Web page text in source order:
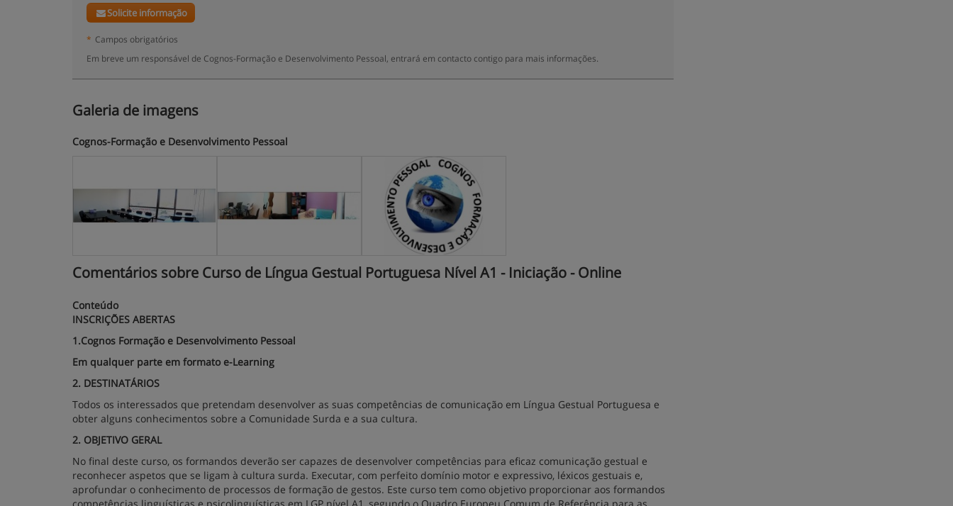
Solicite informação
* Campos obrigatórios
Em breve um responsável de Cognos-Formação e Desenvolvimento Pessoal, entrará em contacto contigo para mais informações.
Galeria de imagens
Cognos-Formação e Desenvolvimento Pessoal
Comentários sobre Curso de Língua Gestual Portuguesa Nível A1 - Iniciação - Online
Conteúdo
INSCRIÇÕES ABERTAS
1.Cognos Formação e Desenvolvimento Pessoal
Em qualquer parte em formato e-Learning
2. DESTINATÁRIOS
Todos os interessados que pretendam desenvolver as suas competências de comunicação em Língua Gestual Portuguesa e
obter alguns conhecimentos sobre a Comunidade Surda e a sua cultura.
2. OBJETIVO GERAL
No final deste curso, os formandos deverão ser capazes de desenvolver competências para eficaz comunicação gestual e
reconhecer aspetos que se ligam à cultura surda. Executar, com perfeito domínio motor e expressivo, léxicos gestuais e,
aprofundar o conhecimento de processos de formação de gestos. Este curso tem como objetivo proporcionar aos formandos
competências linguísticas e psicolinguísticas em LGP nível A1, segundo o Quadro Europeu Comum de Referência para as